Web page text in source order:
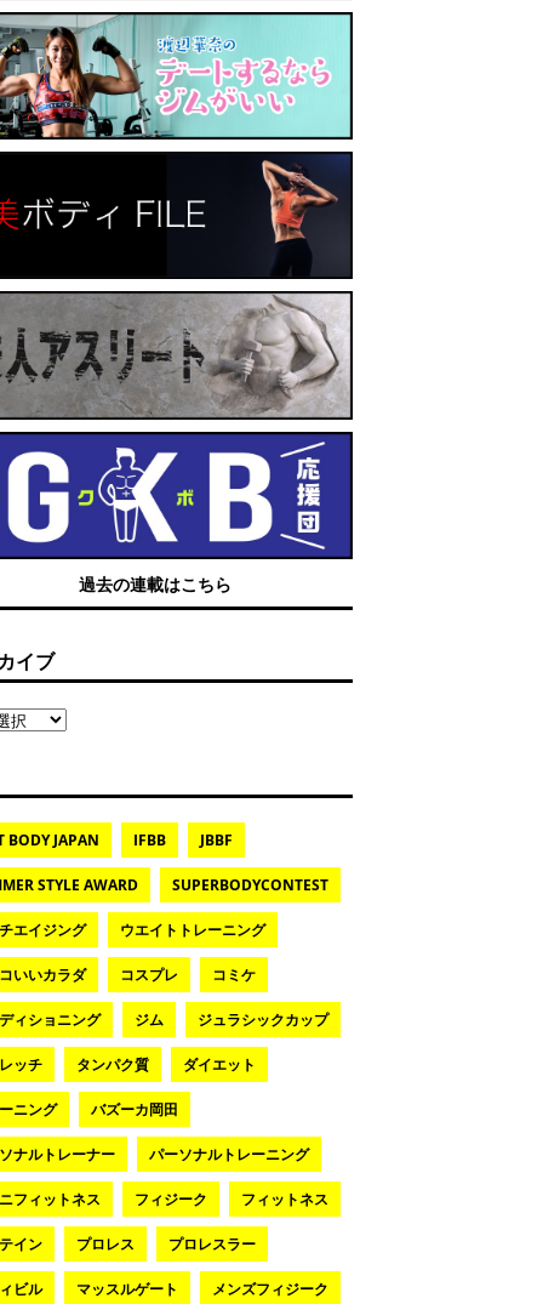
過去の連載はこちら
イブ
BODY JAPAN IFBB JBBF
STYLE AWARD SUPERBODYCONTEST
エイジング ウエイトトレーニング
いいカラダ コスプレ コミケ
ィショニング ジム ジュラシックカップ
ッチ タンパク質 ダイエット
ニング バズーカ岡田
ナルトレーナー パーソナルトレーニング
フィットネス フィジーク フィットネス
イン プロレス プロレスラー
ビル マッスルゲート メンズフィジーク